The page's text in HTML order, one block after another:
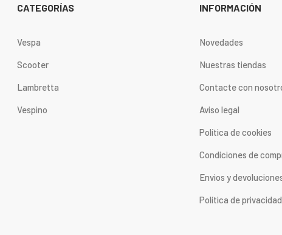
CATEGORÍAS
Vespa
Scooter
Lambretta
Vespino
INFORMACIÓN
Novedades
Nuestras tiendas
Contacte con
Aviso legal
Política de cookies
Condiciones de
Envios y
Política de privacidad